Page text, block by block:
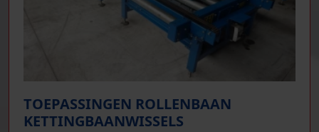
TOEPASSINGEN ROLLENBAAN
KETTINGBAANWISSELS